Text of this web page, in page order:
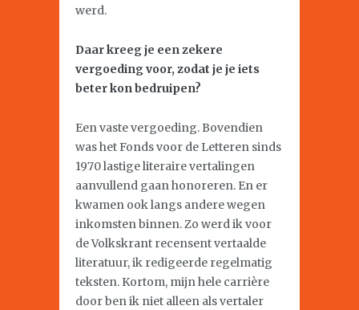
werd.
Daar kreeg je een zekere
vergoeding voor, zodat je je iets
beter kon bedruipen?
Een vaste vergoeding. Bovendien
was het Fonds voor de Letteren sinds
1970 lastige literaire vertalingen
aanvullend gaan honoreren. En er
kwamen ook langs andere wegen
inkomsten binnen. Zo werd ik voor
de Volkskrant recensent vertaalde
literatuur, ik redigeerde regelmatig
teksten. Kortom, mijn hele carrière
door ben ik niet alleen als vertaler